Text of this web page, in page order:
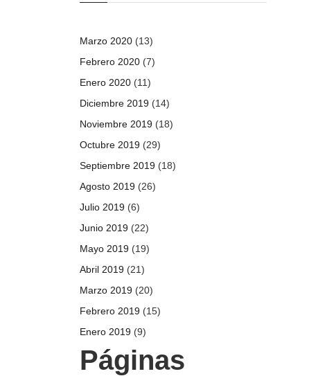
Marzo 2020 (13)
Febrero 2020 (7)
Enero 2020 (11)
Diciembre 2019 (14)
Noviembre 2019 (18)
Octubre 2019 (29)
Septiembre 2019 (18)
Agosto 2019 (26)
Julio 2019 (6)
Junio 2019 (22)
Mayo 2019 (19)
Abril 2019 (21)
Marzo 2019 (20)
Febrero 2019 (15)
Enero 2019 (9)
Páginas